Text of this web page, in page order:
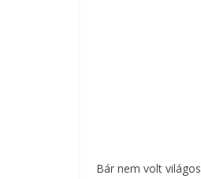
Bár nem volt